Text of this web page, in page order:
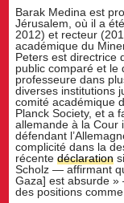
Barak Medina est
Jérusalem, où il a
2012) et recteur
académique du
Peters est directrice
public comparé et le
professeure dans
diverses institutions
comité académique
Planck Society, et a
allemande à la Cour
défendant
complicité dans la
récentedéclaration
Scholz — affirmant
Gaza] est absurde
des positions